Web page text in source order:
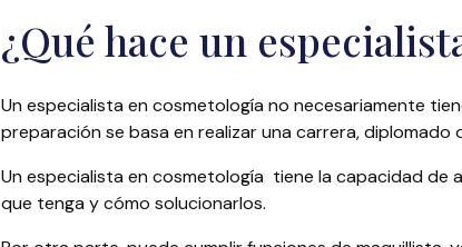
¿Qué hace un
Un especialista en cosmetología no necesariamente
preparación se basa en realizar una carrera, diplomado
Un especialista en cosmetología tiene la capacidad de
que tenga y cómo solucionarlos.